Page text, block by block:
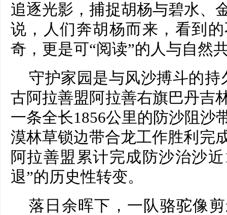
追逐光影，捕捉胡杨与碧水、
说，人们奔胡杨而来，看到
奇，更是可“阅读”的人与自然
守护家园是与风沙搏斗的
古阿拉善盟阿拉善右旗巴丹吉
一条全长1856公里的防沙阻沙
漠林草锁边带合龙工作胜利完
阿拉善盟累计完成防沙治沙
退”的历史性转变。
落日余晖下，一队骆驼像